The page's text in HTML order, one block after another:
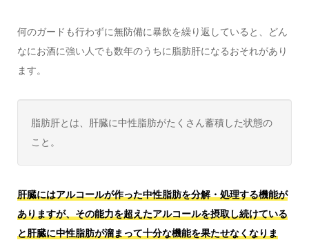
何のガードも行わずに無防備に暴飲を繰り返していると、どん
なにお酒に強い人でも数年のうちに脂肪肝になるおそれがあり
ます。
脂肪肝とは、肝臓に中性脂肪がたくさん蓄積した状態の
こと。
肝臓にはアルコールが作った中性脂肪を分解・処理する機能が
ありますが、その能力を超えたアルコールを摂取し続けている
と肝臓に中性脂肪が溜まって十分な機能を果たせなくなりま